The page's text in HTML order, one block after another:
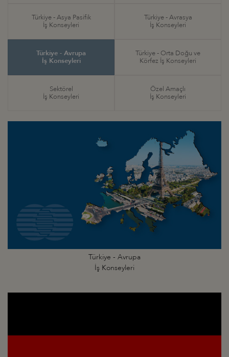
Türkiye - Asya Pasifik
İş Konseyleri
Türkiye - Avrasya
İş Konseyleri
Türkiye - Avrupa
İş Konseyleri
Türkiye - Orta Doğu ve
Körfez İş Konseyleri
Sektörel
İş Konseyleri
Özel Amaçlı
İş Konseyleri
Türkiye - Avrupa
İş Konseyleri